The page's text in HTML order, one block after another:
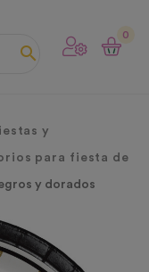

0
y
para fiesta de
y dorados